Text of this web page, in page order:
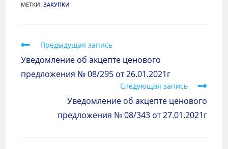
МЕТКИ:ЗАКУПКИ
Предыдущая запись
Уведомление об акцепте ценового
предложения № 08/295 от 26.01.2021г
Следующая запись
Уведомление об акцепте ценового
предложения № 08/343 от 27.01.2021г